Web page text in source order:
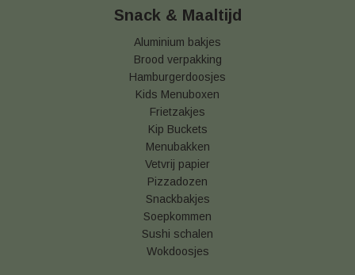
Snack & Maaltijd
Aluminium bakjes
Brood verpakking
Hamburgerdoosjes
Kids Menuboxen
Frietzakjes
Kip Buckets
Menubakken
Vetvrij papier
Pizzadozen
Snackbakjes
Soepkommen
Sushi schalen
Wokdoosjes